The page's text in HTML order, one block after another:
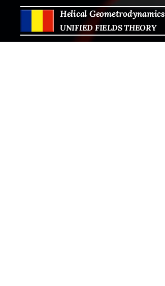
Helical Geometrodynamics
UNIFIED FIELDS THEORY